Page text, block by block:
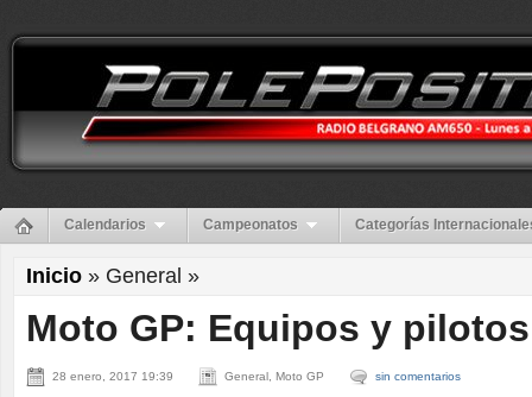
Calendarios Campeonatos Categorías
Inicio » General »
Moto GP: Equipos y
28 enero, 2017 19:39 General, Moto GP sin comentarios